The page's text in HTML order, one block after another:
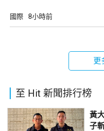
國際 8小時前
更
至 Hit 新聞排行榜
黃
子